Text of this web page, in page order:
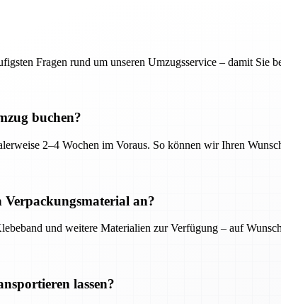
Fragen rund um unseren Umzugsservice – damit Sie
buchen?
2–4 Wochen im Voraus. So können wir Ihren
an?
und weitere Materialien zur Verfügung – auf
lassen?